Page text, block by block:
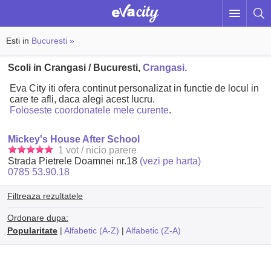
Esti in Bucuresti »
Scoli in Crangasi / Bucuresti,Crangasi.
Eva City iti ofera continut personalizat in functie de locul in
care te afli, daca alegi acest lucru.
Foloseste coordonatele mele curente.
Mickey's House After School
1 vot / nicio parere
Strada Pietrele Doamnei nr.18 (vezi pe harta)
0785 53.90.18
Filtreaza rezultatele
Ordonare dupa:
Popularitate| Alfabetic (A-Z) | Alfabetic (Z-A)